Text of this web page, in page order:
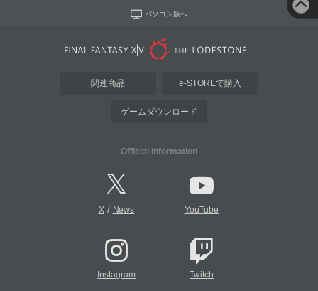
パソコン版へ
関連商品 e-STOREで購入
ゲームダウンロード
Official Information
X/ News YouTube
Instagram Twitch